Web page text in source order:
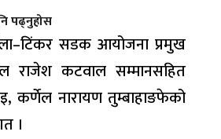
पढ्नुहोस
सडक आयोजना प्रमुख
राजेश कटवाल सम्मानसहित
कर्णेल नारायण तुम्बाहाङफेको
।